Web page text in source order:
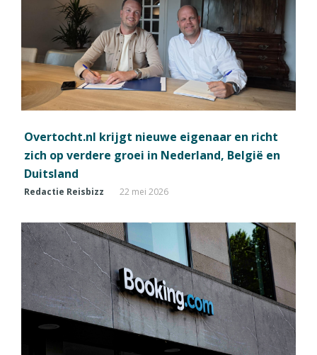
Overtocht.nl krijgt nieuwe eigenaar en richt
zich op verdere groei in Nederland, België en
Duitsland
Redactie Reisbizz 22 mei 2026